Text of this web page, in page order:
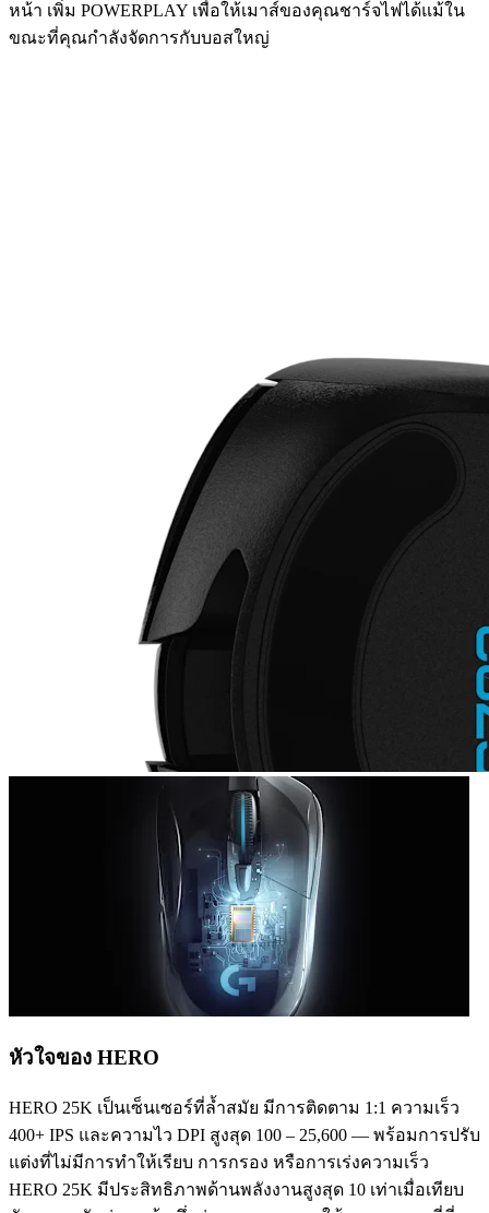
หน้า เพิ่ม POWERPLAY เพื่อให้เมาส์ของคุณชาร์จไฟได้แม้ใน
ขณะที่คุณกำลังจัดการกับบอสใหญ่
หัวใจของ HERO
HERO 25K เป็นเซ็นเซอร์ที่ล้ำสมัย มีการติดตาม 1:1 ความเร็ว
400+ IPS และความไว DPI สูงสุด 100 – 25,600 — พร้อมการปรับ
แต่งที่ไม่มีการทำให้เรียบ การกรอง หรือการเร่งความเร็ว
HERO 25K มีประสิทธิภาพด้านพลังงานสูงสุด 10 เท่าเมื่อเทียบ